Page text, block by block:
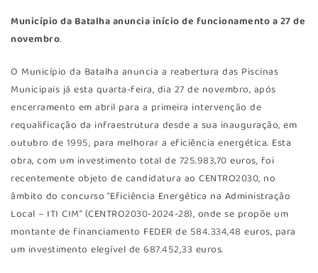
Município da Batalha anuncia início de funcionamento a 27 de
novembro.
O Município da Batalha anuncia a reabertura das Piscinas
Municipais já esta quarta-feira, dia 27 de novembro, após
encerramento em abril para a primeira intervenção de
requalificação da infraestrutura desde a sua inauguração, em
outubro de 1995, para melhorar a eficiência energética. Esta
obra, com um investimento total de 725.983,70 euros, foi
recentemente objeto de candidatura ao CENTRO2030, no
âmbito do concurso “Eficiência Energética na Administração
Local – ITI CIM” (CENTRO2030-2024-28), onde se propõe um
montante de financiamento FEDER de 584.334,48 euros, para
um investimento elegível de 687.452,33 euros.